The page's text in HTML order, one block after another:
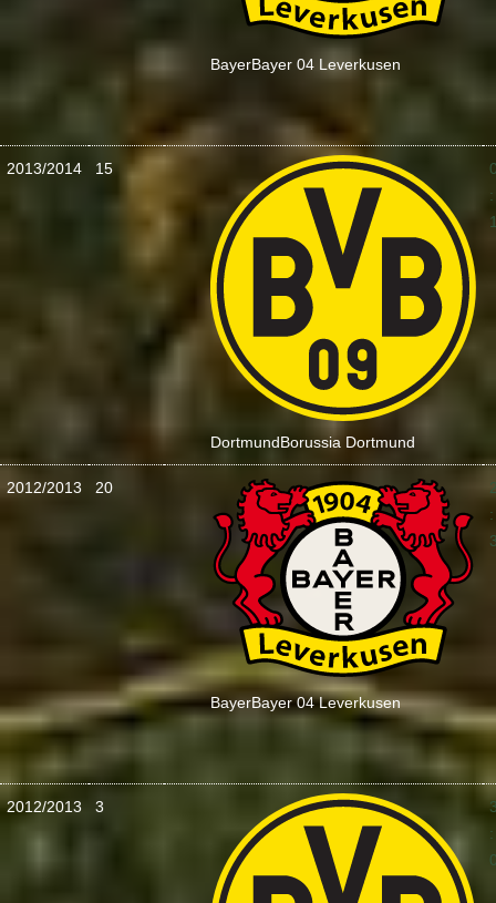
BayerBayer 04 Leverkusen
2013/2014 15
DortmundBorussia Dortmund
:
2012/2013 20
BayerBayer 04 Leverkusen
:
2012/2013 3
: